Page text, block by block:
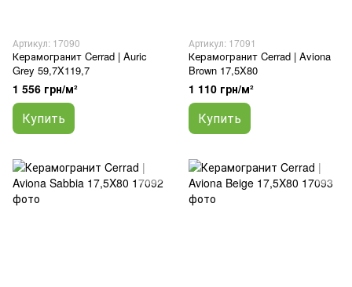
Артикул: 17090
Керамогранит Cerrad | Auric
Grey 59,7X119,7
1 556 грн/м²
Купить
Артикул: 17091
Керамогранит Cerrad | Aviona
Brown 17,5X80
1 110 грн/м²
Купить